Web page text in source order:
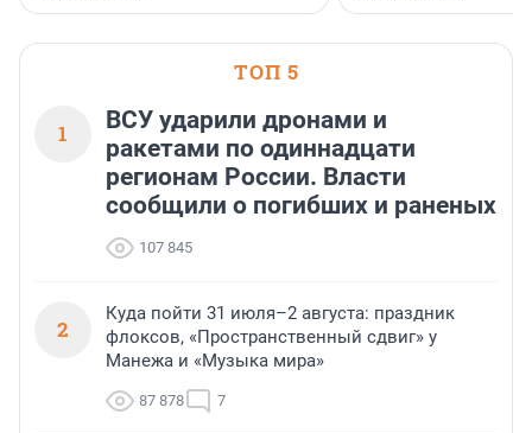
ТОП 5
1
ВСУ ударили дронами и
ракетами по одиннадцати
регионам России. Власти
сообщили о погибших и раненых
107 845
2
Куда пойти 31 июля–2 августа: праздник
флоксов, «Пространственный сдвиг» у
Манежа и «Музыка мира»
87 878 7